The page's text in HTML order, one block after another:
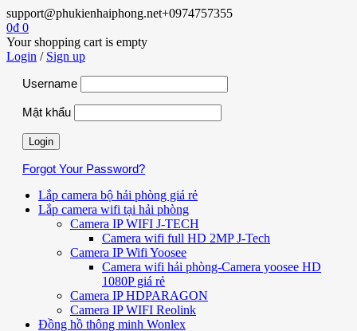
support@phukienhaiphong.net+0974757355
0₫ 0
Your shopping cart is empty
Login / Sign up
Username
Mật khẩu
Forgot Your Password?
Lắp camera bộ hải phòng giá rẻ
Lắp camera wifi tại hải phòng
Camera IP WIFI J-TECH
Camera wifi full HD 2MP J-Tech
Camera IP Wifi Yoosee
Camera wifi hải phòng-Camera yoosee HD
1080P giá rẻ
Camera IP HDPARAGON
Camera IP WIFI Reolink
Đồng hồ thông minh Wonlex